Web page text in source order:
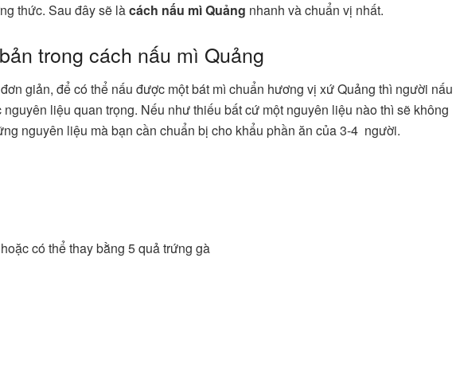
thức. Sau đây sẽ làcách nấu mì Quảng nhanh và chuẩn vị nhất.
trong cách nấu mì Quảng
giản, để có thể nấu được một bát mì chuẩn hương vị xứ Quảng thì người nấu
liệu quan trọng. Nếu như thiếu bất cứ một nguyên liệu nào thì sẽ không
nguyên liệu mà bạn cần chuẩn bị cho khẩu phần ăn của 3-4 người.
có thể thay bằng 5 quả trứng gà